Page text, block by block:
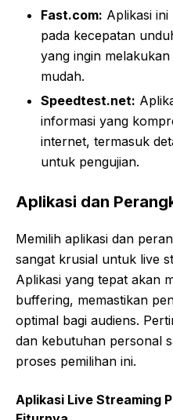
Fast.com: Aplikasi
pada kecepatan
yang ingin
mudah.
Speedtest.net:
informasi yang
internet, termasuk
untuk pengujian.
Aplikasi dan
Memilih aplikasi dan
sangat krusial untuk live
Aplikasi yang tepat akan
buffering, memastikan
optimal bagi audiens.
dan kebutuhan personal
proses pemilihan ini.
Aplikasi Live Streaming